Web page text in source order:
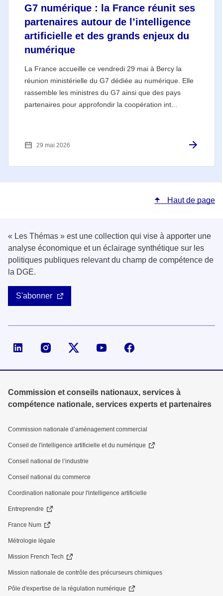
G7 numérique : la France réunit ses
partenaires autour de l’intelligence
artificielle et des grands enjeux du
numérique
La France accueille ce vendredi 29 mai à Bercy la
réunion ministérielle du G7 dédiée au numérique. Elle
rassemble les ministres du G7 ainsi que des pays
partenaires pour approfondir la coopération int...
29 mai 2026
Haut de page
« Les Thémas » est une collection qui vise à apporter une
analyse économique et un éclairage synthétique sur les
politiques publiques relevant du champ de compétence de
la DGE.
S'abonner
Page LinkedIn de la DGECompte X (ex-Twitter) de la DGE
Commission et conseils nationaux, services à
compétence nationale, services experts et partenaires
Commission nationale d’aménagement commercial
Conseil de l'intelligence artificielle et du numérique
Conseil national de l’industrie
Conseil national du commerce
Coordination nationale pour l'intelligence artificielle
Entreprendre
France Num
Métrologie légale
Mission French Tech
Mission nationale de contrôle des précurseurs chimiques
Pôle d'expertise de la régulation numérique